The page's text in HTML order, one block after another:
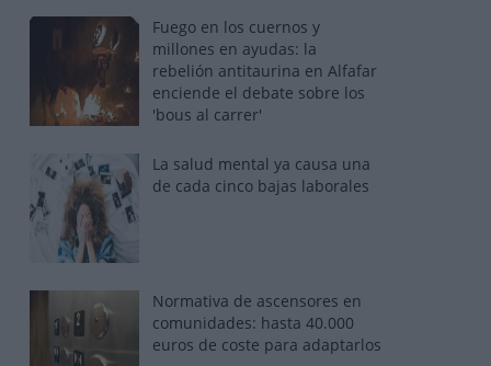
Fuego en los cuernos y
millones en ayudas: la
rebelión antitaurina en Alfafar
enciende el debate sobre los
'bous al carrer'
La salud mental ya causa una
de cada cinco bajas laborales
Normativa de ascensores en
comunidades: hasta 40.000
euros de coste para adaptarlos